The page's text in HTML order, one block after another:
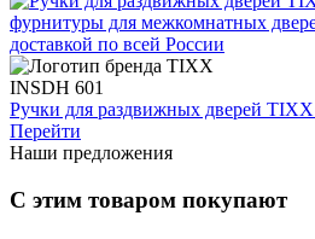
INSDH 601
Ручки для раздвижных дверей TIXX
Перейти
Наши предложения
С этим товаром покупают